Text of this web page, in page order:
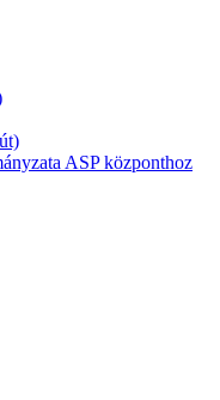
ASP központhoz